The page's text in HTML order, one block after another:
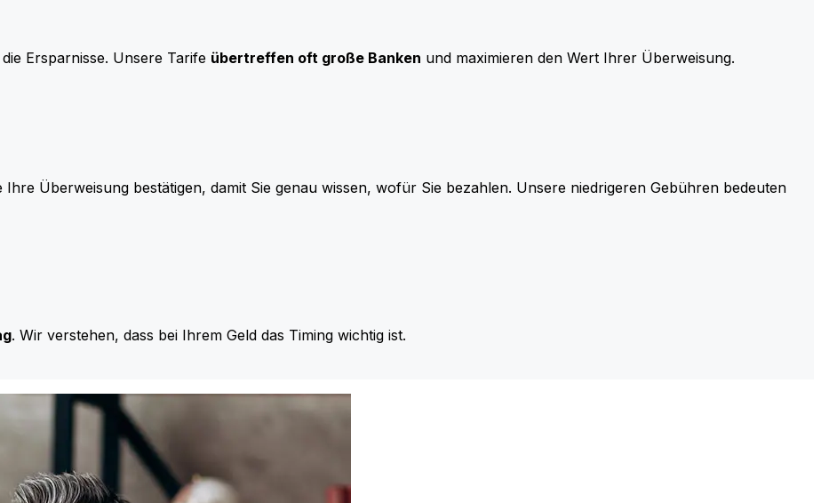
Ersparnisse. Unsere Tarife übertreffen oft große Banken und maximieren den Wert Ihrer Überweisung.
Ihre Überweisung bestätigen, damit Sie genau wissen, wofür Sie bezahlen. Unsere niedrigeren Gebühren bedeuten
. Wir verstehen, dass bei Ihrem Geld das Timing wichtig ist.